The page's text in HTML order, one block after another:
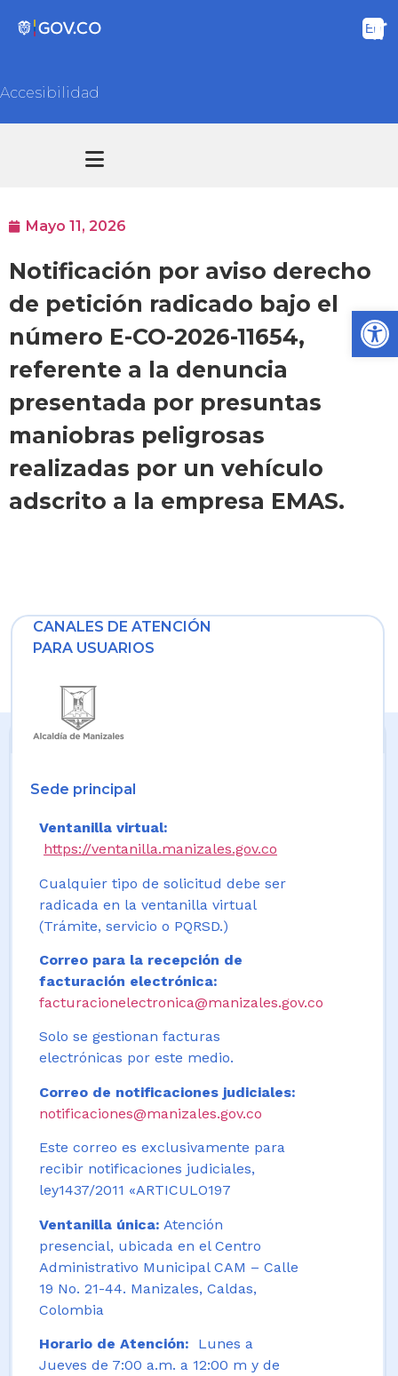
Accesibilidad
Mayo 11, 2026
Notificación por aviso derecho
de petición radicado bajo el
número E-CO-2026-11654,
referente a la denuncia
presentada por presuntas
maniobras peligrosas
realizadas por un vehículo
adscrito a la empresa EMAS.
CANALES DE ATENCIÓN
PARA USUARIOS
Sede principal
Ventanilla virtual:
https://ventanilla.manizales.gov.co
Cualquier tipo de solicitud debe ser
radicada en la ventanilla virtual
(Trámite, servicio o PQRSD.)
Correo para la recepción de
facturación electrónica:
facturacionelectronica@manizales.gov.co
Solo se gestionan facturas
electrónicas por este medio.
Correo de notificaciones judiciales:
notificaciones@manizales.gov.co
Este correo es exclusivamente para
recibir notificaciones judiciales,
ley1437/2011 «ARTICULO197
Ventanilla única: Atención
presencial, ubicada en el Centro
Administrativo Municipal CAM – Calle
19 No. 21-44. Manizales, Caldas,
Colombia
Horario de Atención:
Lunes a
Jueves de 7:00 a.m. a 12:00 m y de